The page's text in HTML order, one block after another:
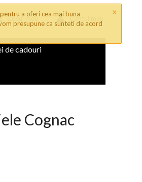
×
a oferi cea mai buna
presupune ca sunteti de acord
Cosul meu Contul meu
de cadouri
Cognac